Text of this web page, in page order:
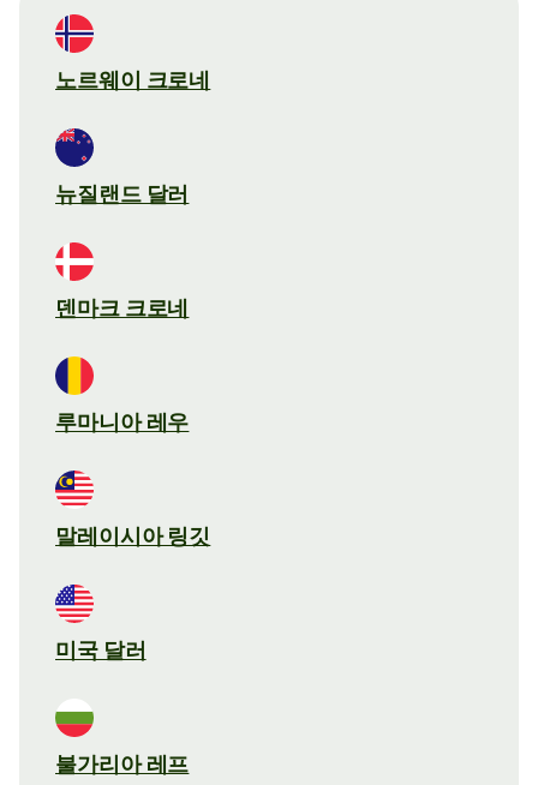
노르웨이 크로네
뉴질랜드 달러
덴마크 크로네
루마니아 레우
말레이시아 링깃
미국 달러
불가리아 레프